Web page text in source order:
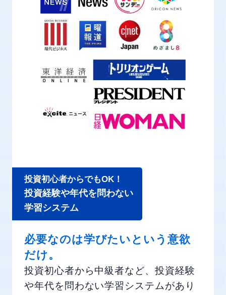
投資初心者からでもOK！
投資経験や年代を問わない
学習システム
必要なのは学びたいという意欲
だけ。
投資初心者から中級者など、投資経験
や年代を問わない学習システムがあり